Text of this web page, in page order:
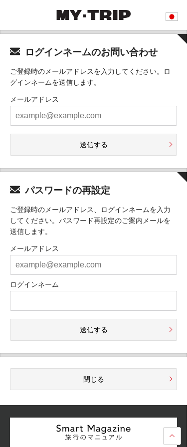
ログインネームのお問い合わせ
ご登録時のメールアドレスを入力してください。ロ
グインネームを送信します。
メールアドレス
送信する
パスワードの再設定
ご登録時のメールアドレス、ログインネームを入力
してください。パスワード再設定のご案内メールを
送信します。
メールアドレス
ログインネーム
送信する
閉じる